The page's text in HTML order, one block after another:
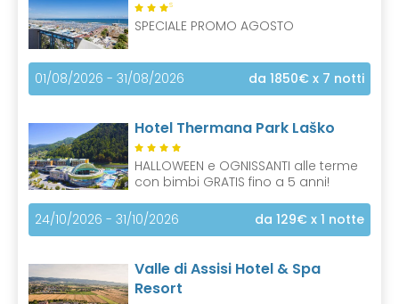
S
SPECIALE PROMO AGOSTO
01/08/2026 - 31/08/2026 da 1850€ x 7 notti
Hotel Thermana Park Laško
HALLOWEEN e OGNISSANTI alle terme
con bimbi GRATIS fino a 5 anni!
24/10/2026 - 31/10/2026 da 129€ x 1 notte
Valle di Assisi Hotel & Spa
Resort